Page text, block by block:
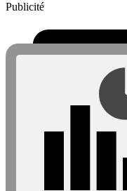
Publicité